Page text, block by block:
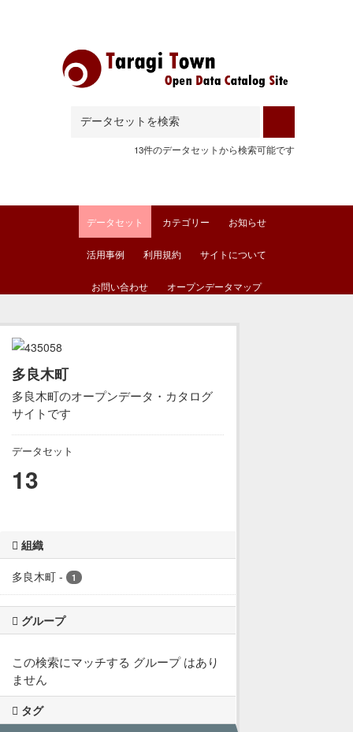
13件のデータセットから検索可能です
データセット カテゴリー お知らせ
活用事例 利用規約 サイトについて
お問い合わせ オープンデータマップ
多良木町
多良木町のオープンデータ・カタログ
サイトです
データセット
13
組織
多良木町 - 1
グループ
この検索にマッチする グループ はあり
ません
タグ